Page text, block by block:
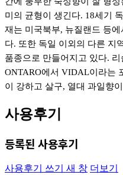
미의 균형이 생긴다. 18세기
재는 미국북부, 뉴질랜드 등
다. 또한 독일 이외의 다른 지
품종으로 만들어지고 있다. 리
ONTARO에서 VIDAL이라는
이 강하고 살구, 열대 과일향
사용후기
등록된 사용후기
사용후기 쓰기 새 창 더보기